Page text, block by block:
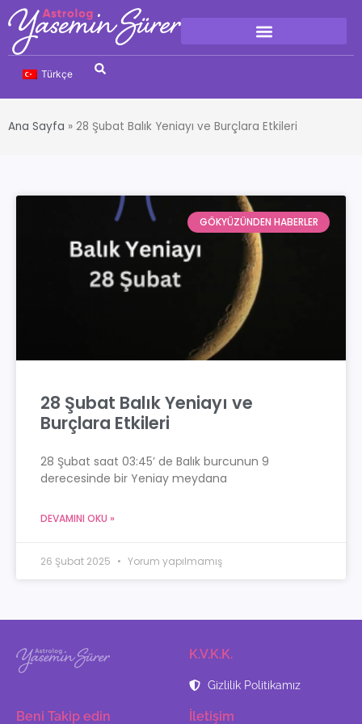
Türkçe
Ana Sayfa » 28 Şubat Balık Yeniayı ve Burçlara Etkileri
GÖKYÜZÜNDEN HABERLER
28 Şubat Balık Yeniayı ve
Burçlara Etkileri
28 Şubat saat 03:45’ de Balık burcunun 9
derecesinde bir Yeniay meydana
DEVAMINI OKU »
26 Şubat 2025 Yorum yapılmamış
K.V.K.K.
Gizlilik Politikamız
Beni Takip edin İletişim